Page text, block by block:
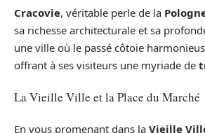
Cracovie, véritable perle de la
sa richesse architecturale et sa
une ville où le passé côtoie
offrant à ses visiteurs une myriade de
La Vieille Ville et la Place du Marché
En vous promenant dans la Vieille